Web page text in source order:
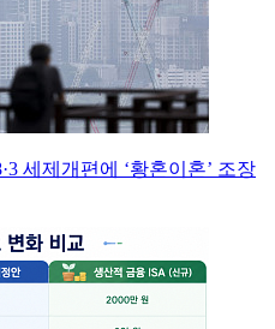
세제개편에 ‘황혼이혼’ 조장